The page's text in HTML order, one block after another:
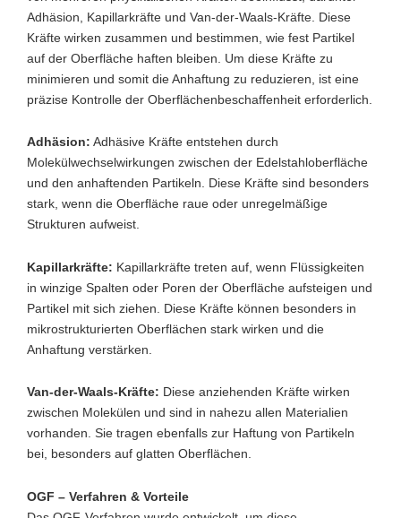
Adhäsion, Kapillarkräfte und Van-der-Waals-Kräfte. Diese
Kräfte wirken zusammen und bestimmen, wie fest Partikel
auf der Oberfläche haften bleiben. Um diese Kräfte zu
minimieren und somit die Anhaftung zu reduzieren, ist eine
präzise Kontrolle der Oberflächenbeschaffenheit erforderlich.
Adhäsion: Adhäsive Kräfte entstehen durch
Molekülwechselwirkungen zwischen der Edelstahloberfläche
und den anhaftenden Partikeln. Diese Kräfte sind besonders
stark, wenn die Oberfläche raue oder unregelmäßige
Strukturen aufweist.
Kapillarkräfte: Kapillarkräfte treten auf, wenn Flüssigkeiten
in winzige Spalten oder Poren der Oberfläche aufsteigen und
Partikel mit sich ziehen. Diese Kräfte können besonders in
mikrostrukturierten Oberflächen stark wirken und die
Anhaftung verstärken.
Van-der-Waals-Kräfte: Diese anziehenden Kräfte wirken
zwischen Molekülen und sind in nahezu allen Materialien
vorhanden. Sie tragen ebenfalls zur Haftung von Partikeln
bei, besonders auf glatten Oberflächen.
OGF – Verfahren & Vorteile